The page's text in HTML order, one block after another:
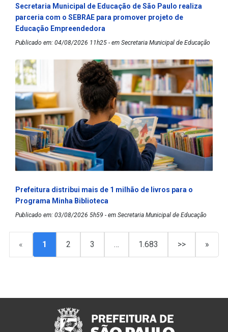
Secretaria Municipal de Educação de São Paulo realiza
parceria com o SEBRAE para promover projeto de
Educação Empreendedora
Publicado em: 04/08/2026 11h25 - em Secretaria Municipal de Educação
Prefeitura distribui mais de 1 milhão de livros para o
Programa Minha Biblioteca
Publicado em: 03/08/2026 5h59 - em Secretaria Municipal de Educação
« 1 2 3 … 1.683 >> »